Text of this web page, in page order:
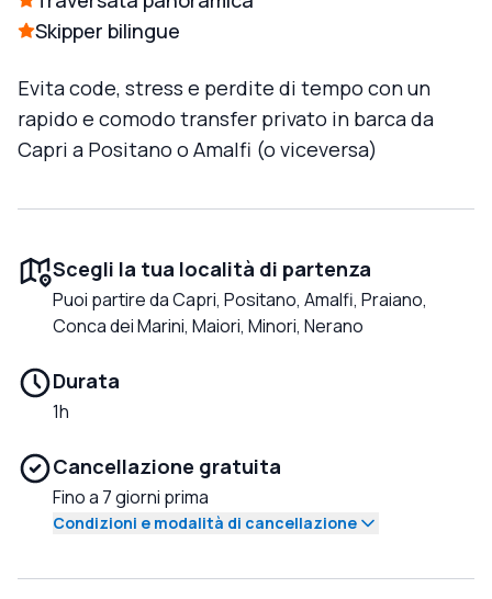
Skipper bilingue
Evita code, stress e perdite di tempo con un
rapido e comodo transfer privato in barca da
Capri a Positano o Amalfi (o viceversa)
Scegli la tua località di partenza
Puoi partire da Capri, Positano, Amalfi, Praiano,
Conca dei Marini, Maiori, Minori, Nerano
Durata
1h
Cancellazione gratuita
Fino a 7 giorni prima
Condizioni e modalità di cancellazione